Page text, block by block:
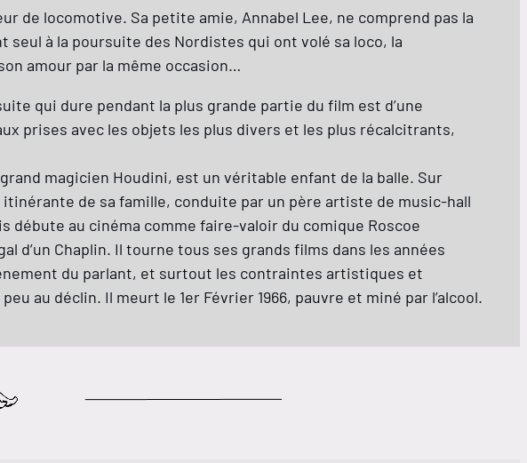
de locomotive. Sa petite amie, Annabel Lee, ne comprend pas la
à la poursuite des Nordistes qui ont volé sa loco, la
amour par la même occasion…
qui dure pendant la plus grande partie du film est d’une
prises avec les objets les plus divers et les plus récalcitrants,
magicien Houdini, est un véritable enfant de la balle. Sur
itinérante de sa famille, conduite par un père artiste de music-hall
débute au cinéma comme faire-valoir du comique Roscoe
d’un Chaplin. Il tourne tous ses grands films dans les années
du parlant, et surtout les contraintes artistiques et
au déclin. Il meurt le 1er Février 1966, pauvre et miné par l’alcool.